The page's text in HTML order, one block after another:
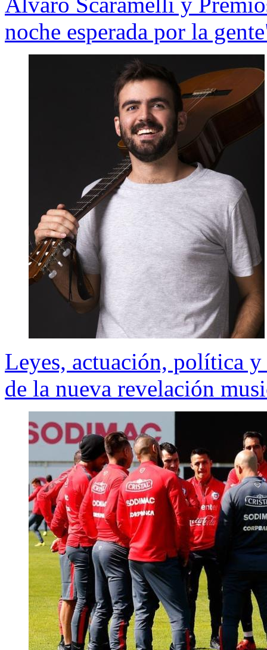
noche esperada por la
Leyes, actuación, política
de la nueva revelación